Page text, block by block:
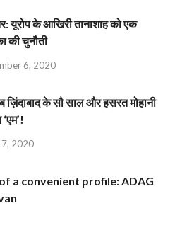
यूरोप के आखिरी तानाशाह को एक
की चुनौती
6, 2020
ज़िंदाबाद के सौ साल और हसरत मोहानी
2020
a convenient profile: ADAG